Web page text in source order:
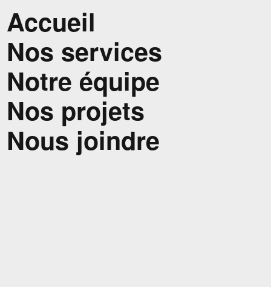
Accueil
Nos services
Notre équipe
Nos projets
Nous joindre